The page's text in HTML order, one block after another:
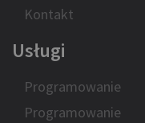
Kontakt
Usługi
Programowanie
Programowanie